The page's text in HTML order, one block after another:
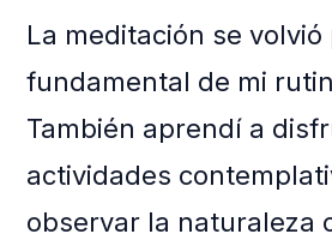
La meditación se volvió
fundamental de mi
También aprendí a
actividades
observar la naturaleza